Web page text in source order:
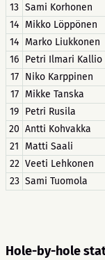
13 Sami Korhonen
14 Mikko Löppönen
14 Marko Liukkonen
16 Petri Ilmari Kallio
17
Niko Karppinen
17
Mikke Tanska
19 Petri Rusila
20 Antti Kohvakka
21
Matti Saali
22 Veeti Lehkonen
23 Sami Tuomola
Hole-by-hole